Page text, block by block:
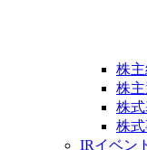
株
株
株
株
IRイベン